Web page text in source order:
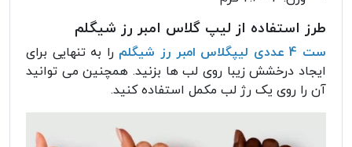
طرز استفاده از لیپ گلاس امبر رز شیگلم
ست 4 عددی لیپگلاس امبر رز شیگلم
را به تنهایی برای
ایجاد درخشش زیبا روی لب ها بزنید. همچنین می توانید
آن را روی یک رژ لب مکمل استفاده کنید.